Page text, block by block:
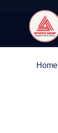
Home